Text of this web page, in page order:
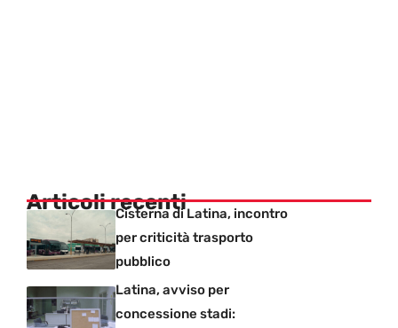
Articoli recentiCisterna di Latina, incontro
per criticità trasporto
pubblico
Latina, avviso per
concessione stadi: